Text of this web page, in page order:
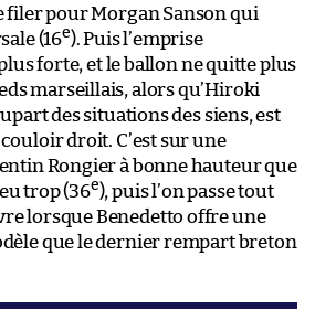
filer pour Morgan Sanson qui
(16e). Puis l’emprise
forte, et le ballon ne quitte plus
marseillais, alors qu’Hiroki
des situations des siens, est
droit. C’est sur une
Rongier à bonne hauteur que
trop (36e), puis l’on passe tout
lorsque Benedetto offre une
que le dernier rempart breton